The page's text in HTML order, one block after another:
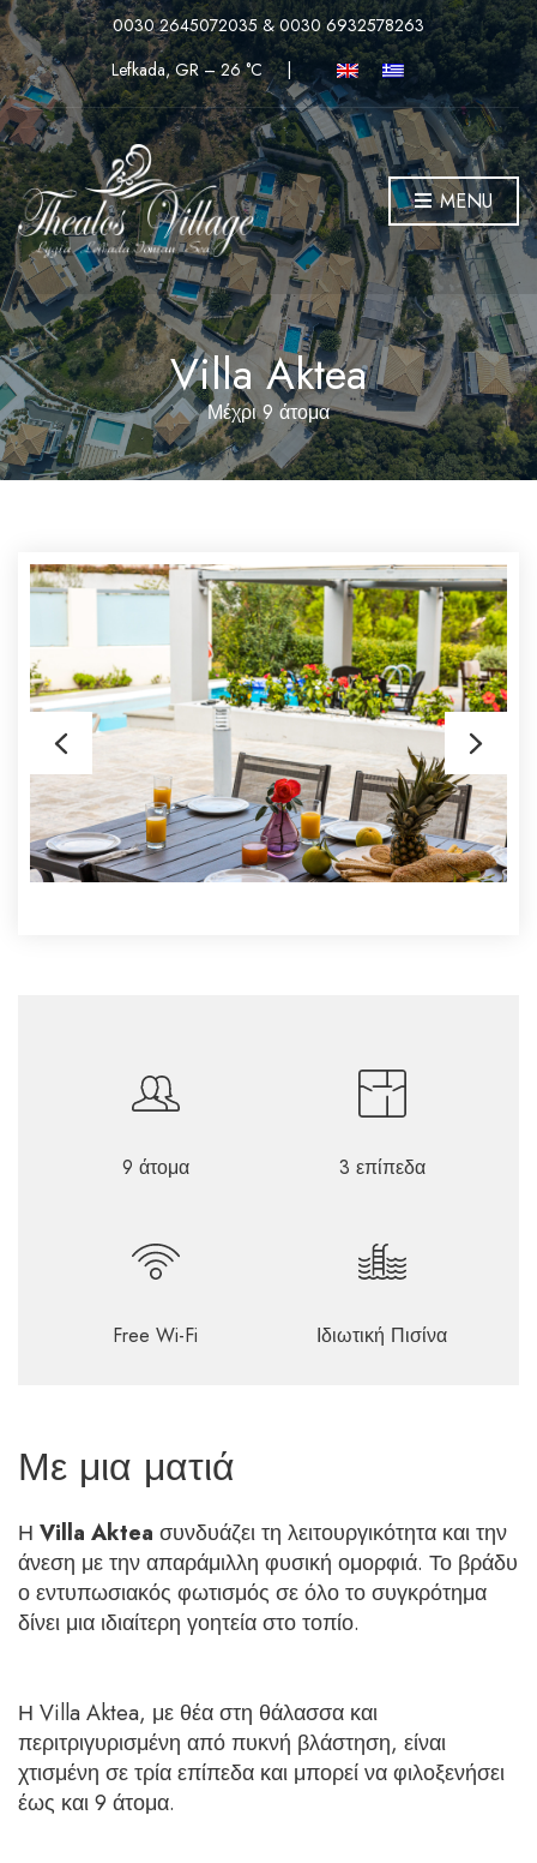
0030 2645072035 & 0030 6932578263
Lefkada, GR–26 C |
MENU
Villa Aktea
Μέχρι 9 άτομα
9 άτομα 3 επίπεδα
Free Wi-Fi Ιδιωτική Πισίνα
Με μια ματιά
Η Villa Aktea συνδυάζει τη λειτουργικότητα και την
άνεση με την απαράμιλλη φυσική ομορφιά. Το βράδυ
ο εντυπωσιακός φωτισμός σε όλο το συγκρότημα
δίνει μια ιδιαίτερη γοητεία στο τοπίο.
Η Villa Aktea, με θέα στη θάλασσα και
περιτριγυρισμένη από πυκνή βλάστηση, είναι
χτισμένη σε τρία επίπεδα και μπορεί να φιλοξενήσει
έως και 9 άτομα.